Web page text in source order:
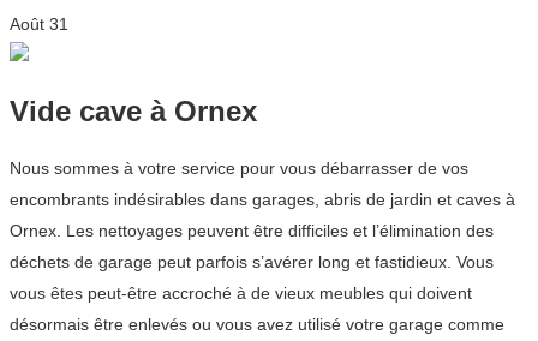
Août 31
Vide cave à Ornex
Nous sommes à votre service pour vous débarrasser de vos
encombrants indésirables dans garages, abris de jardin et caves à
Ornex. Les nettoyages peuvent être difficiles et l’élimination des
déchets de garage peut parfois s’avérer long et fastidieux. Vous
vous êtes peut-être accroché à de vieux meubles qui doivent
désormais être enlevés ou vous avez utilisé votre garage comme